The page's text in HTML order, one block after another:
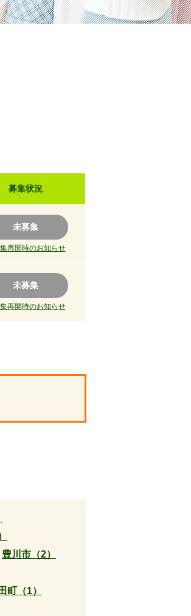
募集状況
未募集
再開時のお知らせ
未募集
再開時のお知らせ
豊川市（2）
町（1）